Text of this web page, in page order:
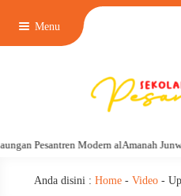
Menu
Pesantren Modern alAmanah
Anda disini : Home- Video-